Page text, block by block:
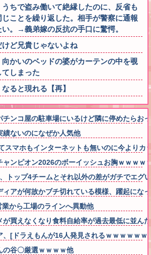
ちで盗み働いて絶縁したのに、反省も
ことを繰り返した。相手が警察に通報
。→義弟嫁の反抗の手口に驚愕。
ど兄貴じゃないよね
向かいのベッドの婆がカーテンの中を覗
しまった
ると現れる【再】
チンコ屋の駐車場にいるけど隣に停めたらお
績ないのになぜか人気他
スマホもインターネットも無いのに今より
ャンピオン2026のボーイッシュお胸ｗｗｗ
トップ4チームとそれ以外の差がガチでエグ
ィアが何故かブチ切れている模様、躍起に
業から工場のラインへ異動他
が買えなくなり食料自給率が過去最低に並ん
、[ドラえもんが16人発見されるｗｗｗｗｗｗ
の谷〇厳選ｗｗｗｗ他